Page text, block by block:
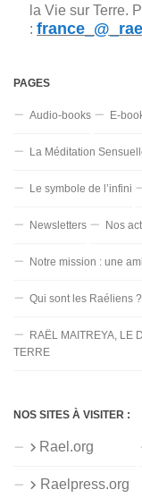
la Vie sur Terre.
:
PAGES
Audio-books E-
La Méditation
Le symbole de l’infini
Newsletters Nos
Notre mission : une
Qui sont les Raéliens ?
RAËL MAITREYA, LE
TERRE
NOS SITES À VISITER :
Rael.org
Raelpress.org